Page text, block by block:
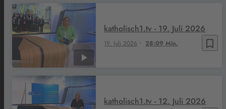
bookmark_border
19. Juli 2026 28:09 Min.
katholisch1.tv - 19. Juli 2026
katholisch1.tv - 12. Juli 2026